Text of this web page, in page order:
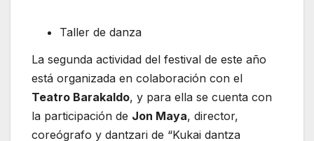
Taller de danza
La segunda actividad del festival de este año
está organizada en colaboración con el
Teatro Barakaldo, y para ella se cuenta con
la participación de Jon Maya, director,
coreógrafo y dantzari de “Kukai dantza